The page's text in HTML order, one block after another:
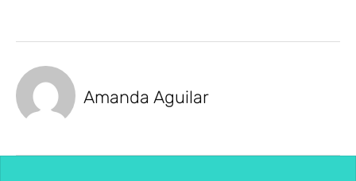
Amanda Aguilar